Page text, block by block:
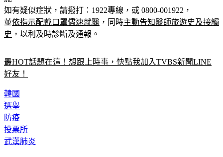
如有疑似症狀，請撥打：1922專線，或 0800-001922，
並依指示配戴口罩儘速就醫 ，同時主動告知醫師旅遊史及接觸
史 ，以利及時診斷及通報。
最HOT話題在這！想跟上時事，快點我加入TVBS新聞LINE
好友！
韓國
選舉
防疫
投票所
武漢肺炎